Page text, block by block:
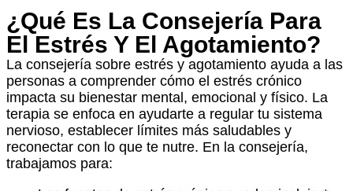
¿Qué Es La Consejería Para
El Estrés Y El Agotamiento?
La consejería sobre estrés y agotamiento ayuda a las
personas a comprender cómo el estrés crónico
impacta su bienestar mental, emocional y físico. La
terapia se enfoca en ayudarte a regular tu sistema
nervioso, establecer límites más saludables y
reconectar con lo que te nutre. En la consejería,
trabajamos para: